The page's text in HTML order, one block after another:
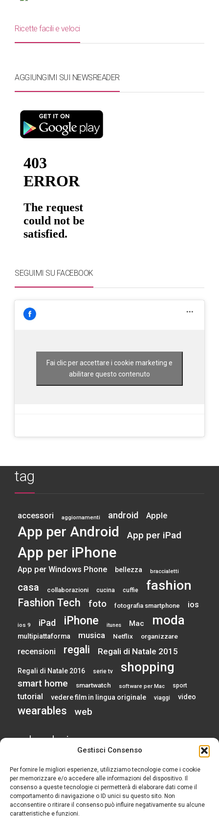
Gestisci Consenso
Per fornire le migliori esperienze, utilizziamo tecnologie come i cookie
per memorizzare e/o accedere alle informazioni del dispositivo. Il
consenso a queste tecnologie ci permetterà di elaborare dati come il
comportamento di navigazione o ID unici su questo sito. Non
acconsentire o ritirare il consenso può influire negativamente su alcune
caratteristiche e funzioni.
Ricette facili e veloci
AGGIUNGIMI SUI NEWSREADER
SEGUIMI SU FACEBOOK
Fai clic per accettare i cookie marketing e
abilitare questo contenuto
tag
accessori aggiornamenti android Apple
App per Android App per iPad
App per iPhone
App per Windows Phone bellezza braccialetti
casa collaborazioni cucina cuffie fashion
Fashion Tech foto fotografia smartphone ios
ios 9 iPad iPhone itunes Mac moda
multipiattaforma musica Netflix organizzare
recensioni regali Regali di Natale 2015
Regali di Natale 2016 serie tv shopping
smart home smartwatch software per Mac sport
tutorial vedere film in lingua originale viaggi video
wearables web
calendario
AGOSTO 2026
L M M G V S
1
2